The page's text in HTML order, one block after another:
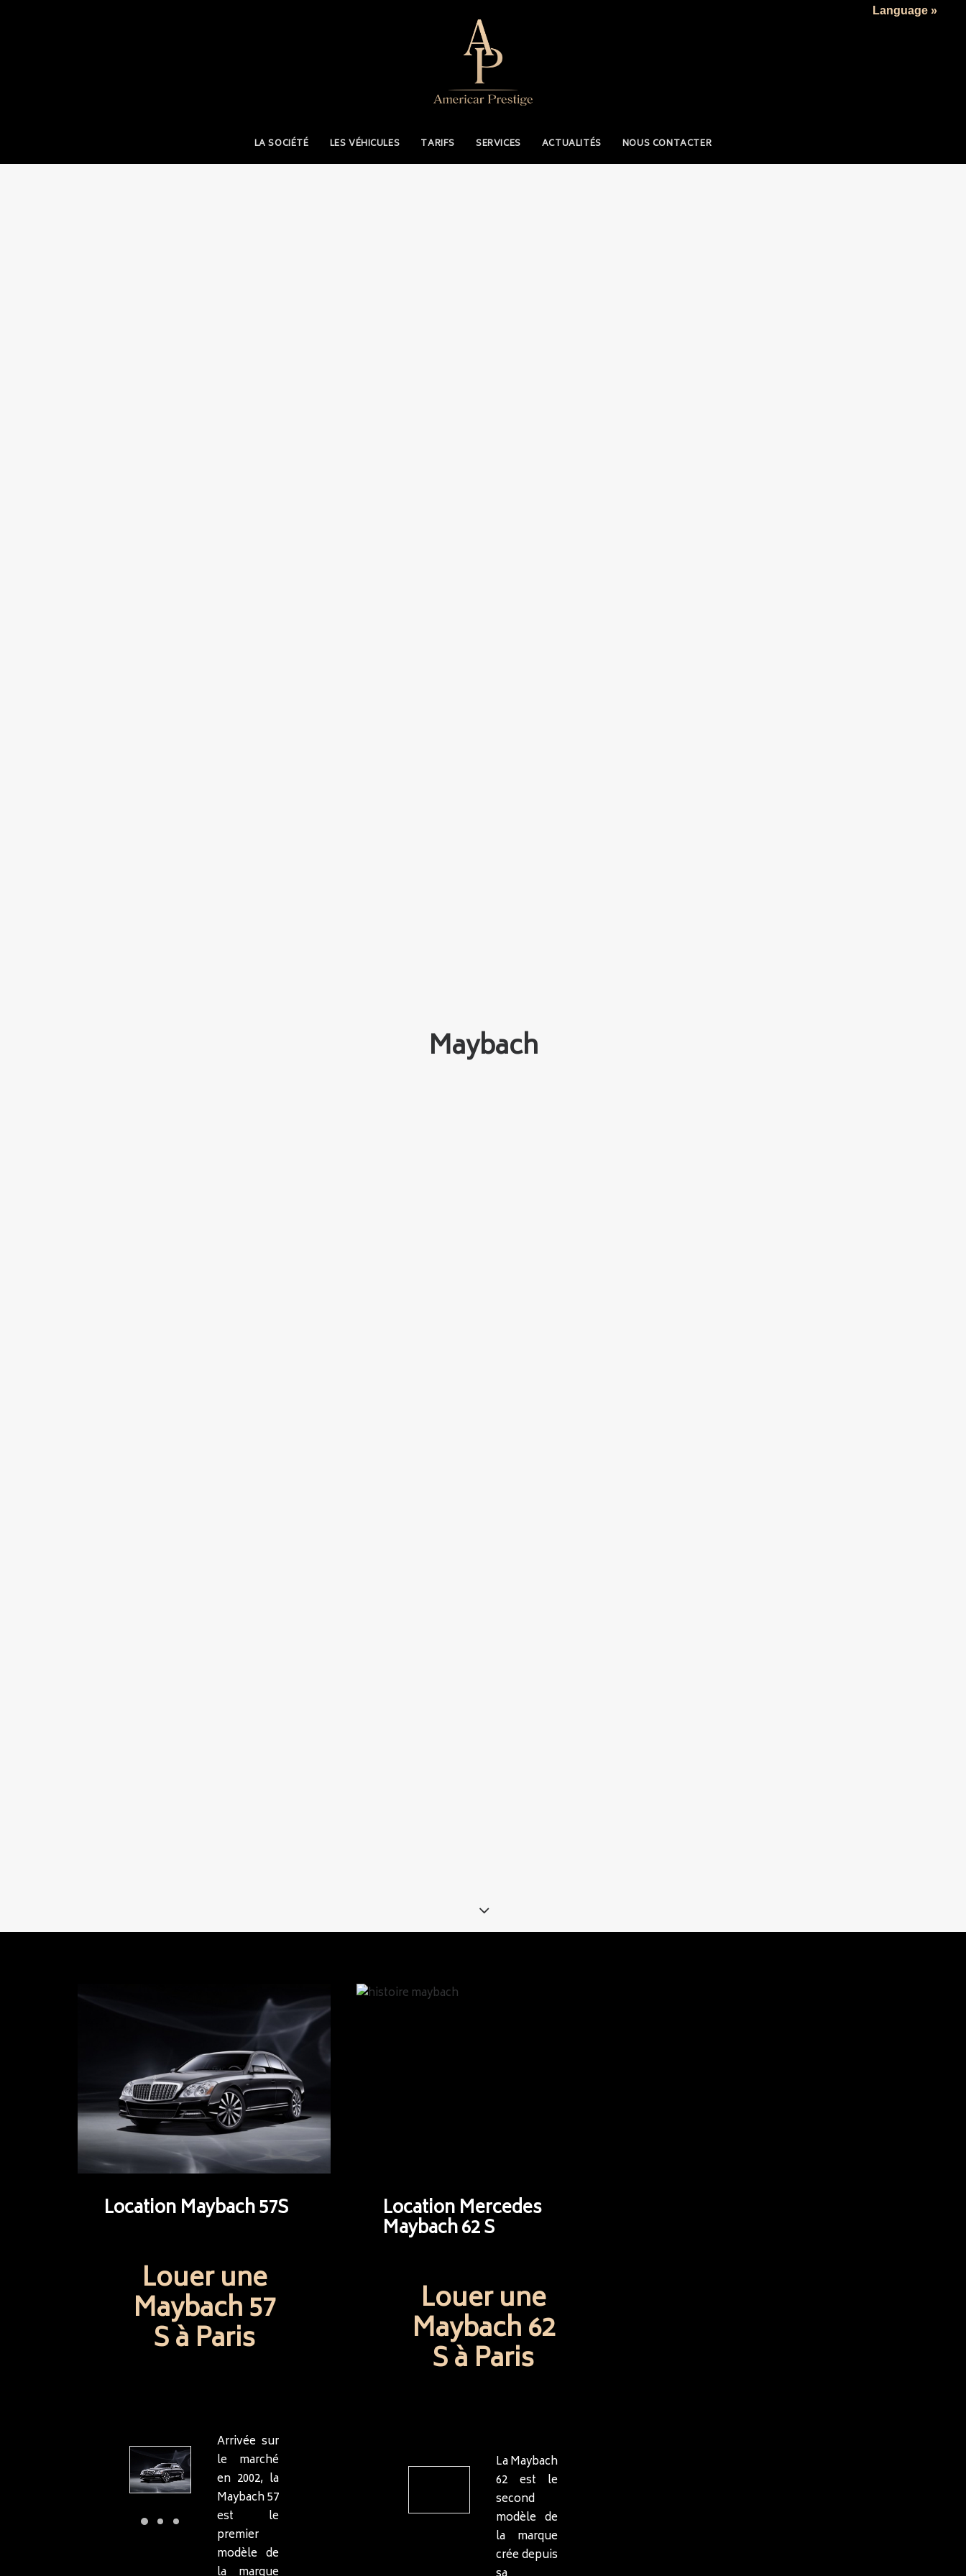
LA SOCIÉTÉ LES VÉHICULES TARIFS SERVICES ACTUALITÉS NOUS CONTACTER
Maybach
Location Maybach 57S
Louer une
Maybach 57
S à Paris
Arrivée sur
le marché
en 2002, la
Maybach 57
est le
premier
modèle de
Location Mercedes
Maybach 62 S
Louer une
Maybach 62
S à Paris
La Maybach
62 est le
second
modèle de
la marque
crée depuis
Language »